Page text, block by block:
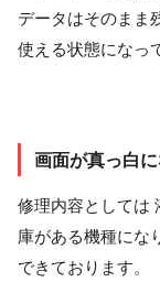
データはそのまま
使える状態になっ
画面が真っ白
修理内容としては
庫がある機種にな
できております。